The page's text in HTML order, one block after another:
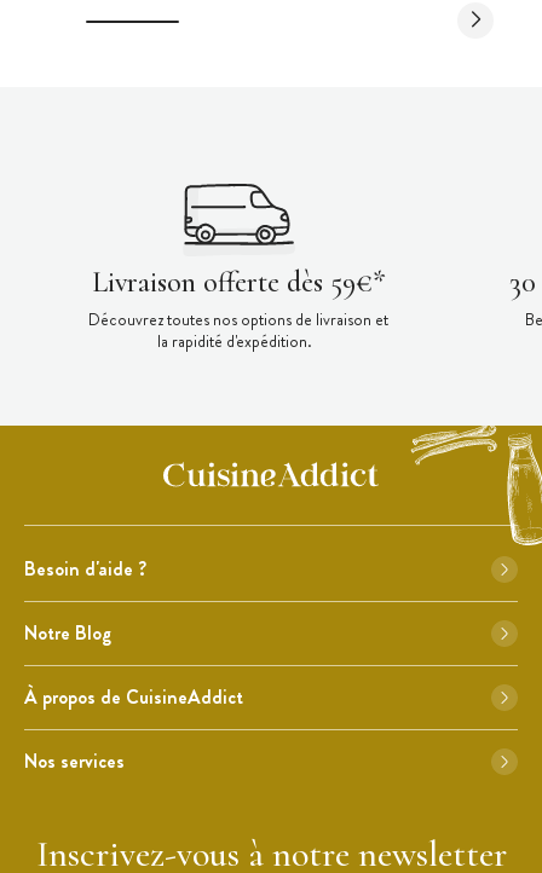
Livraison offerte dès 59€*
Découvrez toutes nos options de livraison et
la rapidité d'expédition.
Besoin d'aide ?
Notre Blog
À propos de CuisineAddict
Nos services
Inscrivez-vous à notre newsletter